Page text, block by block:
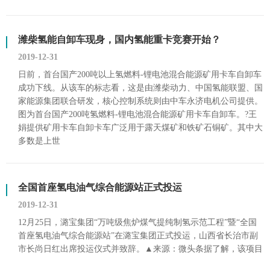
潍柴氢能自卸车现身，国内氢能重卡竞赛开始？
2019-12-31
日前，首台国产200吨以上氢燃料-锂电池混合能源矿用卡车自卸车
成功下线。从该车的标志看，这是由潍柴动力、中国氢能联盟、国
家能源集团联合研发，核心控制系统则由中车永济电机公司提供。
图为首台国产200吨氢燃料-锂电池混合能源矿用卡车自卸车。?王
娟提供矿用卡车自卸卡车广泛用于露天煤矿和铁矿石铜矿。其中大
多数是上世
全国首座氢电油气综合能源站正式投运
2019-12-31
12月25日，潞宝集团“万吨级焦炉煤气提纯制氢示范工程”暨“全国
首座氢电油气综合能源站”在潞宝集团正式投运，山西省长治市副
市长尚日红出席投运仪式并致辞。▲来源：微头条据了解，该项目